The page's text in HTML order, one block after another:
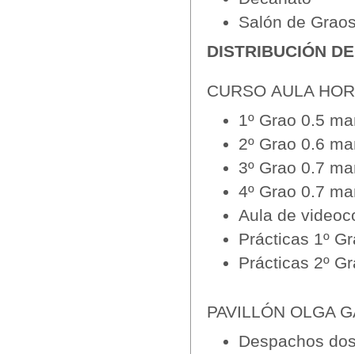
Salón de
DISTRIBUCIÓN
CURSO AULA
1º Grao 0.5
2º Grao 0.6
3º Grao 0.7
4º Grao 0.7
Aula de
Prácticas 1º
Prácticas 2º
PAVILLÓN OLGA
Despachos